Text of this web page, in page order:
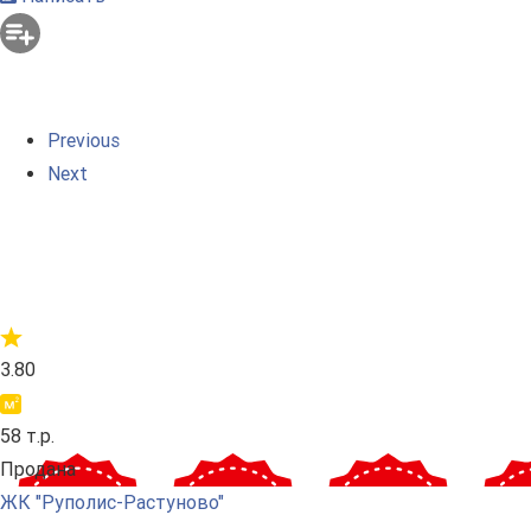
Previous
Next
3.80
58 т.р.
Продана
ЖК "Руполис-Растуново"